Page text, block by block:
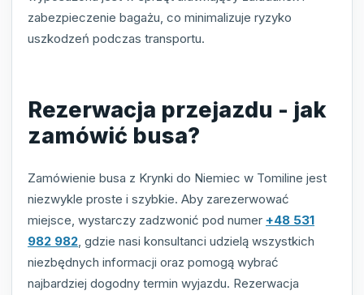
zabezpieczenie bagażu, co minimalizuje ryzyko
uszkodzeń podczas transportu.
Rezerwacja przejazdu - jak
zamówić busa?
Zamówienie busa z Krynki do Niemiec w Tomiline jest
niezwykle proste i szybkie. Aby zarezerwować
miejsce, wystarczy zadzwonić pod numer +48 531
982 982 , gdzie nasi konsultanci udzielą wszystkich
niezbędnych informacji oraz pomogą wybrać
najbardziej dogodny termin wyjazdu. Rezerwacja